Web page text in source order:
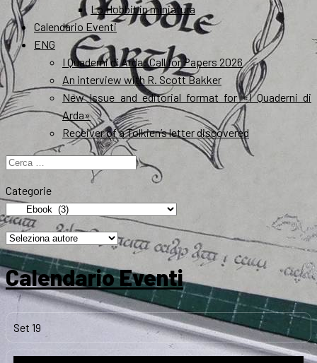
Lo Hobbit in miniatura
Calendario Eventi
ENG
I Quaderni di Arda: Call for Papers 2026
An interview with R. Scott Bakker
New Issue and editorial format for «I Quaderni di
Arda»
Receiver of a Tolkien’s letter discovered
Ricerca
Categorie
Calendario Eventi
Set 19